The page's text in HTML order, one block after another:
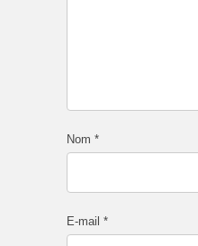
Nom *
E-mail *